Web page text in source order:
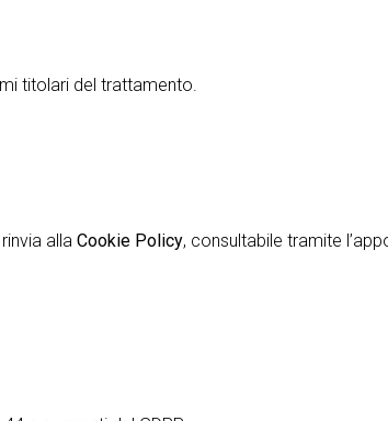
titolari del trattamento.
alla Cookie Policy, consultabile tramite